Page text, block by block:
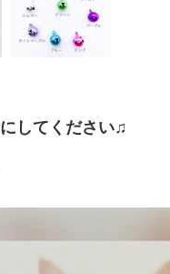
してください♫